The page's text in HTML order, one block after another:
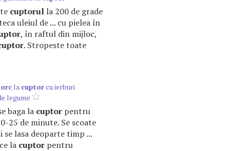
cuptorul la 200 de grade
uleiul de ... cu pielea în
, în raftul din mijloc,
. Stropeste toate
la cuptorcu ierburi
legume
baga la cuptor pentru
25 de minute. Se scoate
se lasa deoparte timp ...
la cuptor pentru